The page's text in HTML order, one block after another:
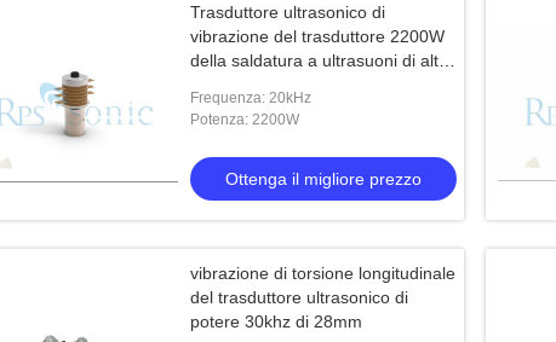
Trasduttore ultrasonico di
vibrazione del trasduttore 2200W
della saldatura a ultrasuoni di alta
Frequenza: 20kHz
Potenza: 2200W
Ottenga il migliore prezzo
vibrazione di torsione longitudinale
del trasduttore ultrasonico di
potere 30khz di 28mm